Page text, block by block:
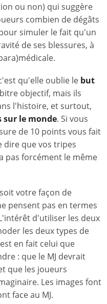
ou non) qui suggère
combien de dégâts
simuler le fait qu'un
de ses blessures, à
qu'elle oublie le but
objectif, mais ils
l'histoire, et surtout,
le monde. Si vous
de 10 points vous fait
dire que vos tripes
pas forcément le même
votre façon de
pensent pas en termes
d'utiliser les deux
les deux types de
en fait celui que
: que le MJ devrait
que les joueurs
Les images font
face au MJ.